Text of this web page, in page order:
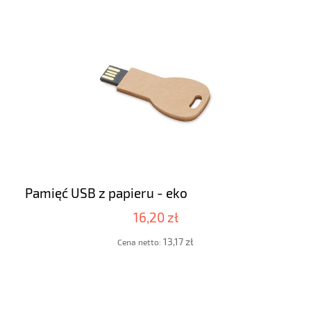
Pamięć USB z papieru - eko
16,20 zł
Cena netto: 13,17 zł